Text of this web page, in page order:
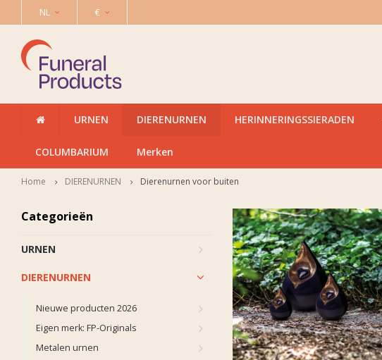
NL €
URNEN DIERENURNEN HERINNERINGSSIERADEN
COLUMBARIUM Merken
Home DIERENURNEN Dierenurnen voor buiten
Categorieën
URNEN
DIERENURNEN
Nieuwe producten 2026
Eigen merk: FP-Originals
Metalen urnen